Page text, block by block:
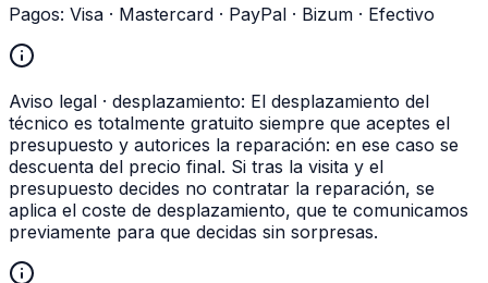
Pagos: Visa · Mastercard · PayPal · Bizum · Efectivo
Aviso legal · desplazamiento: El desplazamiento del
técnico es totalmente gratuito siempre que aceptes el
presupuesto y autorices la reparación: en ese caso se
descuenta del precio final. Si tras la visita y el
presupuesto decides no contratar la reparación, se
aplica el coste de desplazamiento, que te comunicamos
previamente para que decidas sin sorpresas.